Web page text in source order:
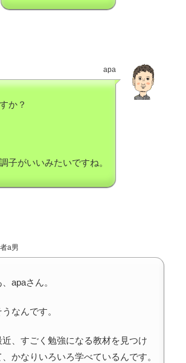
apa
か？
子がいいみたいですね。
a男
、apaさん。
うなんです。
近、すごく勉強になる教材を見つけ
、かなりいろいろ学べているんです。